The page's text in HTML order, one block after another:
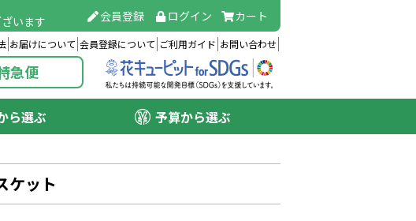
います 会員登録 ログイン カート
お届けについて 会員登録について ご利用ガイド お問い合わせ
急便
ら選ぶ 予算から選ぶ
ケット